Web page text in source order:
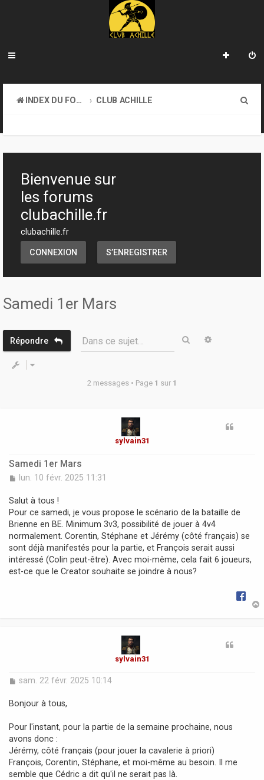
INDEX DU FORUM
CLUB ACHILLE
h
Bienvenue sur
les forums
clubachille.fr
clubachille.fr
CONNEXION S’ENREGISTRER
Samedi 1er Mars
Répondre Dans ce sujet… Rechercher
2 messages • Page 1 sur 1
sylvain31
Samedi 1er Mars
M
s
a
g
e
lun. 10 févr. 2025 11:31
Salut à tous !
Pour ce samedi, je vous propose le scénario de la bataille de
Brienne en BE. Minimum 3v3, possibilité de jouer à 4v4
normalement. Corentin, Stéphane et Jérémy (côté français) se
sont déjà manifestés pour la partie, et François serait aussi
intéressé (Colin peut-être). Avec moi-même, cela fait 6 joueurs,
est-ce que le Creator souhaite se joindre à nous?
sylvain31
M
s
g
e
sam. 22 févr. 2025 10:14
Bonjour à tous,
Pour l'instant, pour la partie de la semaine prochaine, nous
avons donc :
Jérémy, côté français (pour jouer la cavalerie à priori)
François, Corentin, Stéphane, et moi-même au besoin. Il me
semble que Cédric a dit qu'il ne serait pas là.